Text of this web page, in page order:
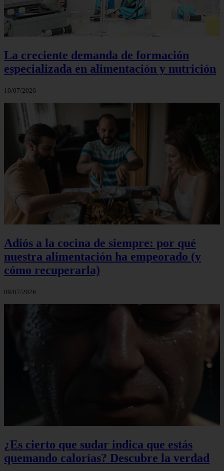
La creciente demanda de formación
especializada en alimentación y nutrición
10/07/2026
Adiós a la cocina de siempre: por qué
nuestra alimentación ha empeorado (y
cómo recuperarla)
09/07/2026
¿Es cierto que sudar indica que estás
quemando calorías? Descubre la verdad